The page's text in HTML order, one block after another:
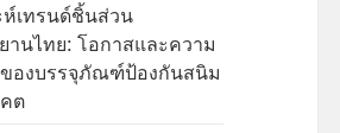
ห์เทรนด์ชิ้นส่วน
านไทย: โอกาสและความ
องบรรจุภัณฑ์ป้องกันสนิม
ต